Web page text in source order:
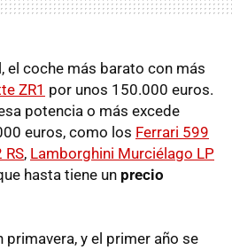
el coche más barato con más
ZR1 por unos 150.000 euros.
potencia o más excede
euros, como los Ferrari 599
RS, Lamborghini Murciélago LP
hasta tiene un precio
primavera, y el primer año se